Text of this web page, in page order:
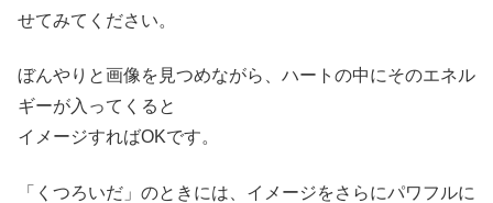
せてみてください。
ぼんやりと画像を見つめながら、ハートの中にそのエネル
ギーが入ってくると
イメージすればOKです。
「くつろいだ」のときには、イメージをさらにパワフルに